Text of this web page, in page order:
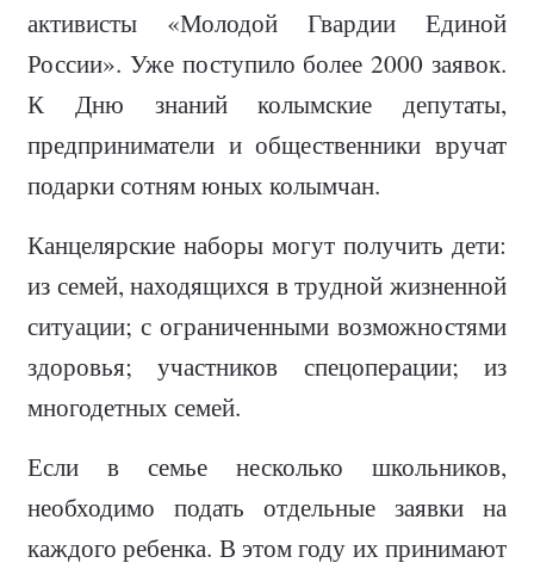
активисты «Молодой Гвардии Единой
России». Уже поступило более 2000 заявок.
К Дню знаний колымские депутаты,
предприниматели и общественники вручат
подарки сотням юных колымчан.
Канцелярские наборы могут получить дети:
из семей, находящихся в трудной жизненной
ситуации; с ограниченными возможностями
здоровья; участников спецоперации; из
многодетных семей.
Если в семье несколько школьников,
необходимо подать отдельные заявки на
каждого ребенка. В этом году их принимают